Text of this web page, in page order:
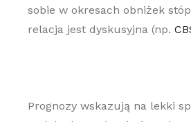
sobie w okresach obniżek
relacja jest dyskusyjna (np.
Prognozy wskazują na lekki